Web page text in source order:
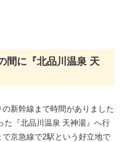
間に『北品川温泉 天
新幹線まで時間がありました
た『北品川温泉 天神湯』へ行
で京急線で2駅という好立地で